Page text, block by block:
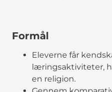
Formål
Eleverne får
læringsaktiviteter,
en religion.